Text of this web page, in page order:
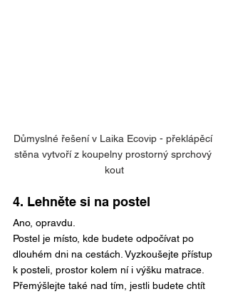
Důmyslné řešení v Laika Ecovip - překlápěcí
stěna vytvoří z koupelny prostorný sprchový
kout
4. Lehněte si na postel
Ano, opravdu.
Postel je místo, kde budete odpočívat po
dlouhém dni na cestách. Vyzkoušejte přístup
k posteli, prostor kolem ní i výšku matrace.
Přemýšlejte také nad tím, jestli budete chtít